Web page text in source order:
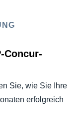
Concur-
Sie, wie Sie Ihre
erfolgreich